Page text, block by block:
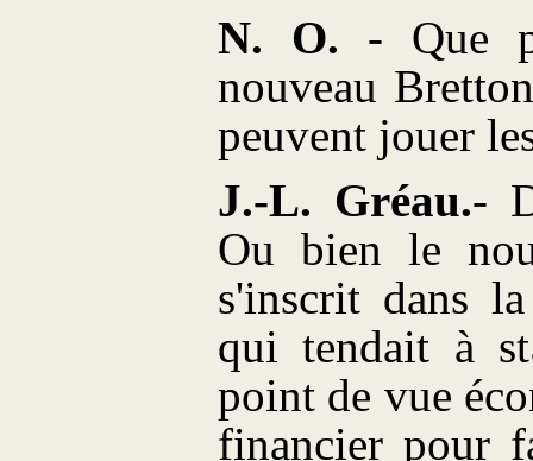
N. O. - Que
nouveau
peuvent jouer
J.-L. Gréau.-
Ou bien le
s'inscrit dans
qui tendait à
point de vue
financier pour